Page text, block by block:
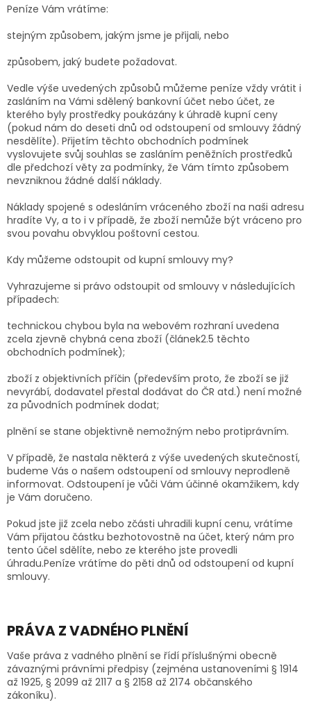
Peníze Vám vrátíme:
stejným způsobem, jakým jsme je přijali, nebo
způsobem, jaký budete požadovat.
Vedle výše uvedených způsobů můžeme peníze vždy vrátit i
zasláním na Vámi sdělený bankovní účet nebo účet, ze
kterého byly prostředky poukázány k úhradě kupní ceny
(pokud nám do deseti dnů od odstoupení od smlouvy žádný
nesdělíte). Přijetím těchto obchodních podmínek
vyslovujete svůj souhlas se zasláním peněžních prostředků
dle předchozí věty za podmínky, že Vám tímto způsobem
nevzniknou žádné další náklady.
Náklady spojené s odesláním vráceného zboží na naši adresu
hradíte Vy, a to i v případě, že zboží nemůže být vráceno pro
svou povahu obvyklou poštovní cestou.
Kdy můžeme odstoupit od kupní smlouvy my?
Vyhrazujeme si právo odstoupit od smlouvy v následujících
případech:
technickou chybou byla na webovém rozhraní uvedena
zcela zjevně chybná cena zboží (článek2.5 těchto
obchodních podmínek);
zboží z objektivních příčin (především proto, že zboží se již
nevyrábí, dodavatel přestal dodávat do ČR atd.) není možné
za původních podmínek dodat;
plnění se stane objektivně nemožným nebo protiprávním.
V případě, že nastala některá z výše uvedených skutečností,
budeme Vás o našem odstoupení od smlouvy neprodleně
informovat. Odstoupení je vůči Vám účinné okamžikem, kdy
je Vám doručeno.
Pokud jste již zcela nebo zčásti uhradili kupní cenu, vrátíme
Vám přijatou částku bezhotovostně na účet, který nám pro
tento účel sdělíte, nebo ze kterého jste provedli
úhradu.Peníze vrátíme do pěti dnů od odstoupení od kupní
smlouvy.
PRÁVA Z VADNÉHO PLNĚNÍ
Vaše práva z vadného plnění se řídí příslušnými obecně
závaznými právními předpisy (zejména ustanoveními § 1914
až 1925, § 2099 až 2117 a § 2158 až 2174 občanského
zákoníku).